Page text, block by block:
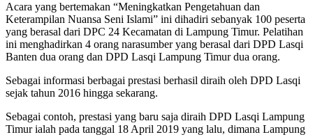
Acara yang bertemakan “Meningkatkan Pengetahuan dan
Keterampilan Nuansa Seni Islami” ini dihadiri sebanyak 100 peserta
yang berasal dari DPC 24 Kecamatan di Lampung Timur. Pelatihan
ini menghadirkan 4 orang narasumber yang berasal dari DPD Lasqi
Banten dua orang dan DPD Lasqi Lampung Timur dua orang.
Sebagai informasi berbagai prestasi berhasil diraih oleh DPD Lasqi
sejak tahun 2016 hingga sekarang.
Sebagai contoh, prestasi yang baru saja diraih DPD Lasqi Lampung
Timur ialah pada tanggal 18 April 2019 yang lalu, dimana Lampung